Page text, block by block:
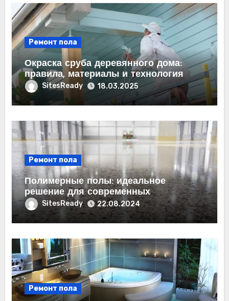
Ремонт пола
Окраска сруба деревянного дома:
правила, материалы и технология
SitesReady 18.03.2025
Ремонт пола
Полимерные полы: идеальное
решение для современных
помещений
SitesReady 22.08.2024
Ремонт пола